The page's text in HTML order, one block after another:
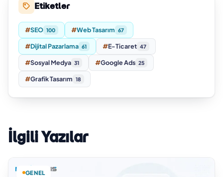
Etiketler
#SEO 100 #Web Tasarım 67
#Dijital Pazarlama 61 #E-Ticaret 47
#Sosyal Medya 31 #Google Ads 25
#Grafik Tasarım 18
İlgili Yazılar
GENEL